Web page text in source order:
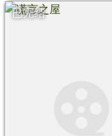
已完结